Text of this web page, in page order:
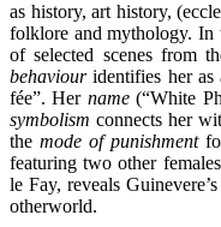
as history, art history,
folklore and mythology. In
of selected scenes from
behaviouridentifies her as
fée”. Her name(“White
symbolism connects her
the mode of punishment
featuring two other
le Fay, reveals
otherworld.